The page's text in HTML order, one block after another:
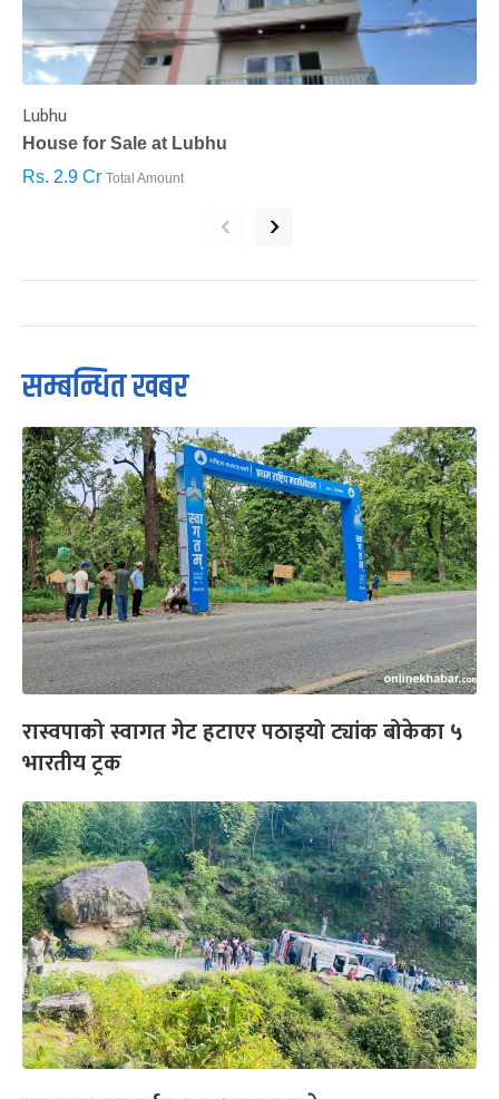
Lubhu
House for Sale at Lubhu
Rs. 2.9 Cr Total Amount
‹ ›
सम्बन्धित खबर
रास्वपाको स्वागत गेट हटाएर पठाइयो ट्यांक बोकेका ५
भारतीय ट्रक